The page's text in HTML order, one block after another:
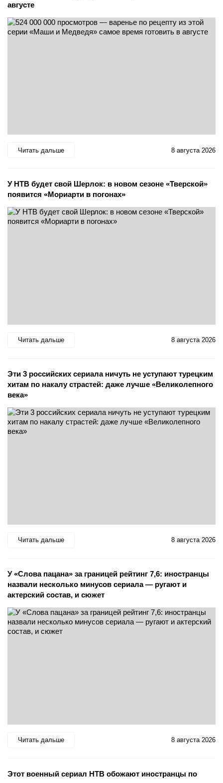
августе
Читать дальше 8 августа 2026
У НТВ будет свой Шерлок: в новом сезоне «Тверской»
появится «Мориарти в погонах»
Читать дальше 8 августа 2026
Эти 3 российских сериала ничуть не уступают турецким
хитам по накалу страстей: даже лучше «Великолепного
века»
Читать дальше 8 августа 2026
У «Слова пацана» за границей рейтинг 7,6: иностранцы
назвали несколько минусов сериала — ругают и
актерский состав, и сюжет
Читать дальше 8 августа 2026
Этот военный сериал НТВ обожают иностранцы по